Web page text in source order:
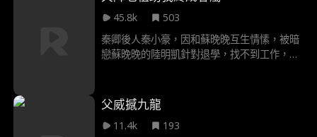
45.8k
503
秦卿後人秦小豪，因和蘇晚晚互生情愫，被暗
戀蘇晚晚的陸明凱針對退學，找不到工作，淪
致死。秦卿見自己培養的三大養子都身居高
位，後人卻仗著權勢欺壓自己孫子，決定重新
為大夏國世家豪門洗牌，並把心地善良的秦小
父威撼九龍
11.4k
193